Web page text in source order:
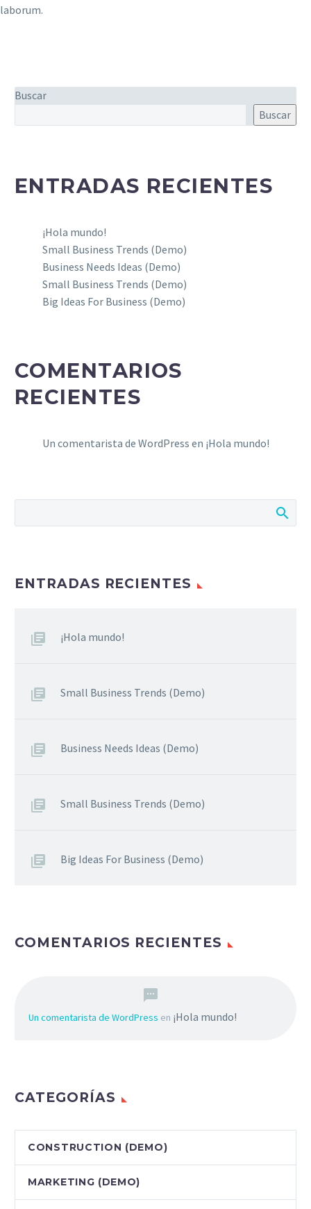
laborum.
Buscar
Buscar
ENTRADAS RECIENTES
¡Hola mundo!
Small Business Trends (Demo)
Business Needs Ideas (Demo)
Small Business Trends (Demo)
Big Ideas For Business (Demo)
COMENTARIOS
RECIENTES
Un comentarista de WordPress en ¡Hola mundo!
ENTRADAS RECIENTES
¡Hola mundo!
Small Business Trends (Demo)
Business Needs Ideas (Demo)
Small Business Trends (Demo)
Big Ideas For Business (Demo)
COMENTARIOS RECIENTES
Un comentarista de WordPress en ¡Hola mundo!
CATEGORÍAS
CONSTRUCTION (DEMO)
MARKETING (DEMO)